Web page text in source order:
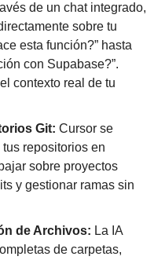
de un chat integrado,
sobre tu
esta función?” hasta
con Supabase?”.
contexto real de tu
Git: Cursor se
repositorios en
sobre proyectos
y gestionar ramas sin
de Archivos: La IA
de carpetas,